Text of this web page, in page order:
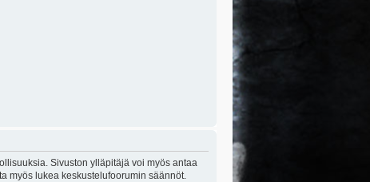
Sivuston ylläpitäjä voi myös antaa
myös lukea keskustelufoorumin säännöt.